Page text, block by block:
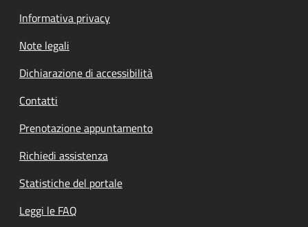
Informativa privacy
Note legali
Dichiarazione di accessibilità
Contatti
Prenotazione appuntamento
Richiedi assistenza
Statistiche del portale
Leggi le FAQ